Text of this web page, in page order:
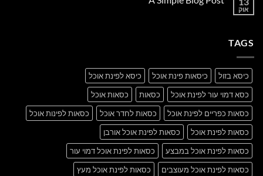
אוק
TAGS
כיסא בזול כיסאות פינת אוכל
כיסא לפינת אוכל
כסא דמוי עור לפינת אוכל
כסאות
כסאות אוכל
כסאות כפריים לפינת אוכל
כסאות לחדר אוכל
כסאות לפינות אוכל
כסאות לפינת אוכל
כסאות לפינת אוכל אורבן
כסאות לפינת אוכל במבצע
כסאות לפינת אוכל דמוי עור
כסאות לפינת אוכל מעוצבים
כסאות לפינת אוכל מעץ